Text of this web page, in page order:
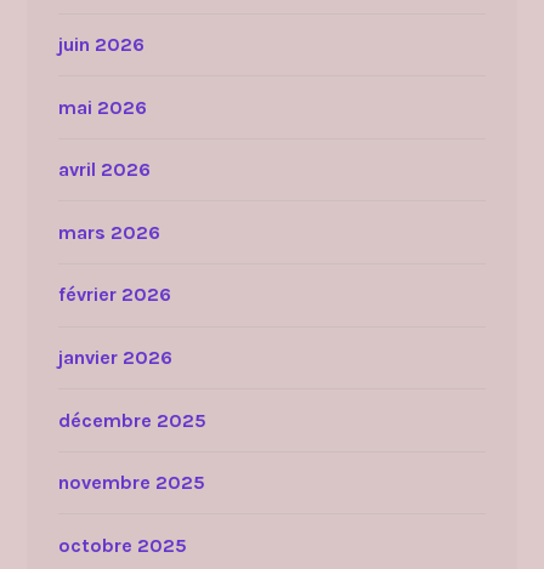
juin 2026
mai 2026
avril 2026
mars 2026
février 2026
janvier 2026
décembre 2025
novembre 2025
octobre 2025